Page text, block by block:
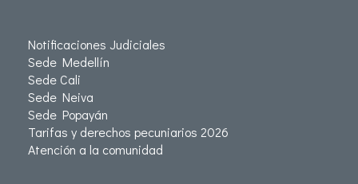
Notificaciones Judiciales
Sede Medellín
Sede Cali
Sede Neiva
Sede Popayán
Tarifas y derechos pecuniarios 2026
Atención a la comunidad